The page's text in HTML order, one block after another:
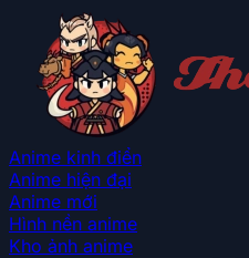
Anime kinh điển
Anime hiện đại
Anime mới
Hình nền anime
Kho ảnh anime